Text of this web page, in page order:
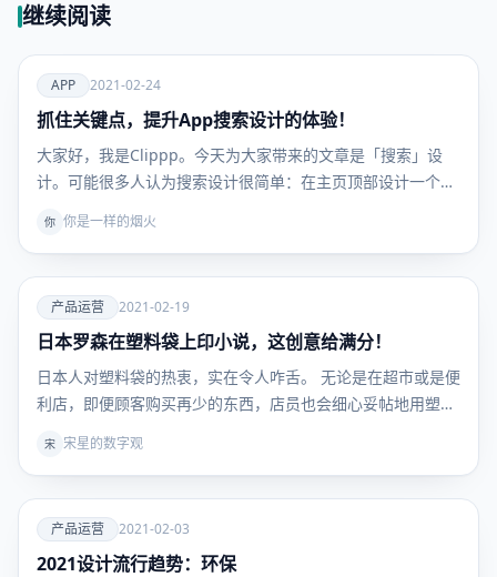
继续阅读
爱
APP
APP 2021-02-24
抓住关键点，提升App搜索设计的体验！
大家好，我是Clippp。今天为大家带来的文章是「搜索」设
计。可能很多人认为搜索设计很简单：在主页顶部设计一个…
你 你是一样的烟火
爱
产品运
营
产品运营 2021-02-19
日本罗森在塑料袋上印小说，这创意给满分！
日本人对塑料袋的热衷，实在令人咋舌。 无论是在超市或是便
利店，即便顾客购买再少的东西，店员也会细心妥帖地用塑
宋 宋星的数字观
爱
产品运
产品运营 2021-02-03
2021设计流行趋势：环保